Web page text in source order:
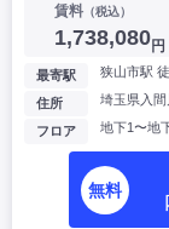
賃料 （税込）
1,738,080円
最寄駅 狭山市駅
住所 埼玉県入間
フロア 地下1〜地
無料